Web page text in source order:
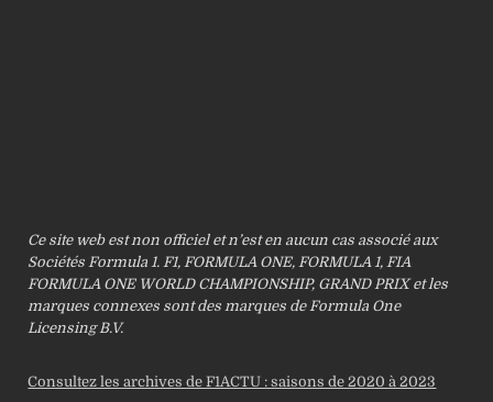
Ce site web est non officiel et n’est en aucun cas associé aux
Sociétés Formula 1. F1, FORMULA ONE, FORMULA 1, FIA
FORMULA ONE WORLD CHAMPIONSHIP, GRAND PRIX et les
marques connexes sont des marques de Formula One
Licensing B.V.
Consultez les archives de F1ACTU : saisons de 2020 à 2023